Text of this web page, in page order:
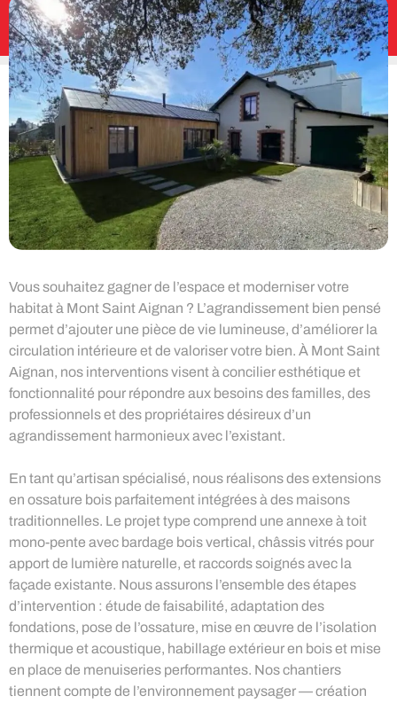
Vous souhaitez gagner de l’espace et moderniser votre
habitat à Mont Saint Aignan ? L’agrandissement bien pensé
permet d’ajouter une pièce de vie lumineuse, d’améliorer la
circulation intérieure et de valoriser votre bien. À Mont Saint
Aignan, nos interventions visent à concilier esthétique et
fonctionnalité pour répondre aux besoins des familles, des
professionnels et des propriétaires désireux d’un
agrandissement harmonieux avec l’existant.
En tant qu’artisan spécialisé, nous réalisons des extensions
en ossature bois parfaitement intégrées à des maisons
traditionnelles. Le projet type comprend une annexe à toit
mono-pente avec bardage bois vertical, châssis vitrés pour
apport de lumière naturelle, et raccords soignés avec la
façade existante. Nous assurons l’ensemble des étapes
d’intervention : étude de faisabilité, adaptation des
fondations, pose de l’ossature, mise en œuvre de l’isolation
thermique et acoustique, habillage extérieur en bois et mise
en place de menuiseries performantes. Nos chantiers
tiennent compte de l’environnement paysager — création